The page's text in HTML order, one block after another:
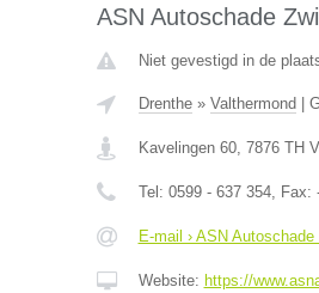
ASN Autoschade
Niet gevestigd in de
Drenthe» Valthermond
Kavelingen 60, 7876 TH
Tel: 0599 - 637 354, Fax:
E-mail › ASN
Website: https://